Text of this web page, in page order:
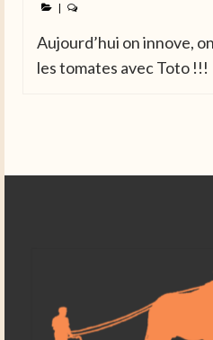
|
Aujourd’hui on innove,
les tomates avec Toto !!!